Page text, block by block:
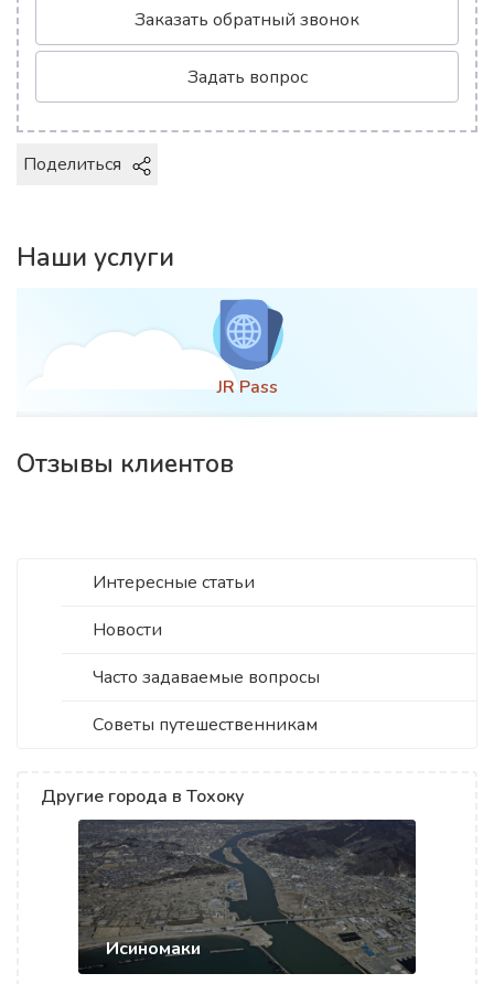
Интересные статьи
Новости
Часто задаваемые вопросы
Советы путешественникам
Другие города в Тохоку
Исиномаки
Заказать обратный звонок
Задать вопрос
Поделиться
Наши услуги
JR Pass
Отзывы клиентов